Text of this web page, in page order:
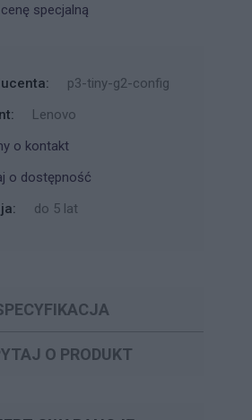
specjalną
p3-tiny-g2-config
Lenovo
o kontakt
o dostępność
do 5 lat
O PRODUKT